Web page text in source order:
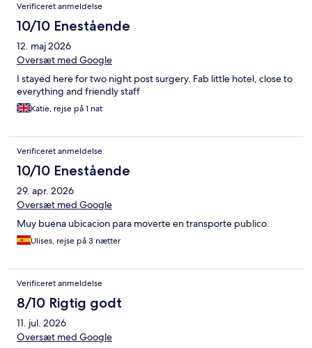
Verificeret anmeldelse
10/10 Enestående
12. maj 2026
Oversæt med Google
I stayed here for two night post surgery. Fab little hotel, close to
everything and friendly staff
Katie, rejse på 1 nat
Verificeret anmeldelse
10/10 Enestående
29. apr. 2026
Oversæt med Google
Muy buena ubicacion para moverte en transporte publico.
Ulises, rejse på 3 nætter
Verificeret anmeldelse
8/10 Rigtig godt
11. jul. 2026
Oversæt med Google